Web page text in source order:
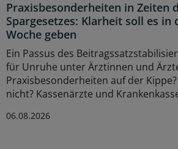
Praxisbesonderheiten in Zeiten
Spargesetzes: Klarheit soll es in
Woche geben
Ein Passus des
für Unruhe unter Ärztinnen und
Praxisbesonderheiten auf der
nicht? Kassenärzte und
06.08.2026